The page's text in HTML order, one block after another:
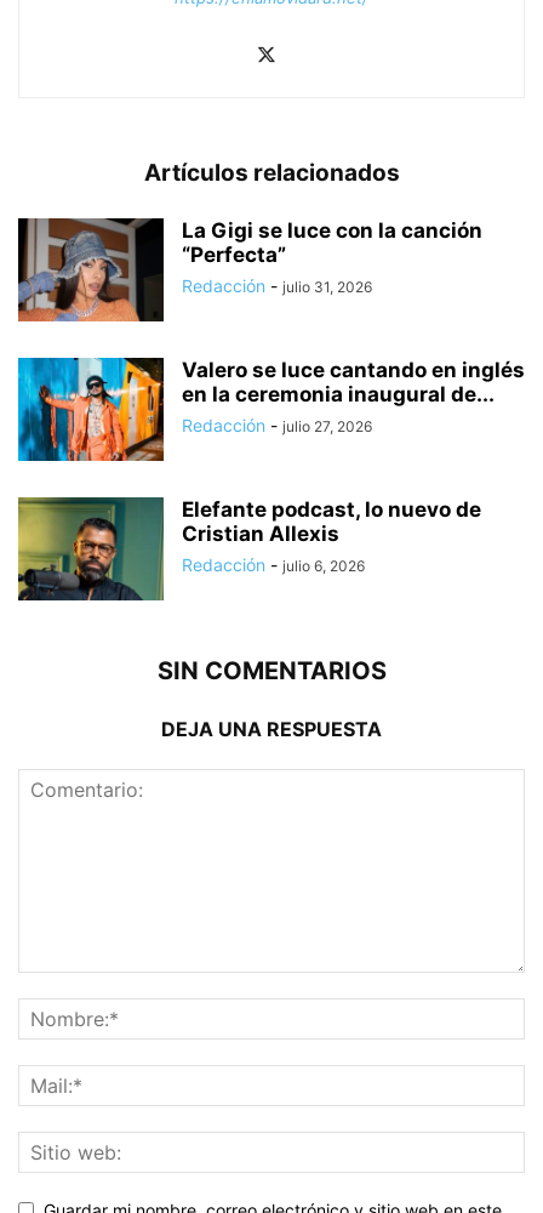
Artículos relacionados
La Gigi se luce con la canción
“Perfecta”
Redacción - julio 31, 2026
Valero se luce cantando en inglés
en la ceremonia inaugural de...
Redacción - julio 27, 2026
Elefante podcast, lo nuevo de
Cristian Allexis
Redacción - julio 6, 2026
SIN COMENTARIOS
DEJA UNA RESPUESTA